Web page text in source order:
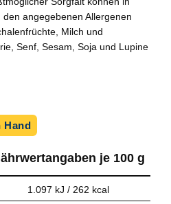
angegebenen Allergenen
Milch und
Senf, Sesam, Soja und Lupine
Hand
je 100 g
1.097 kJ / 262 kcal